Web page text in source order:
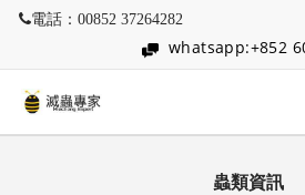
電話：00852 37264282
whatsapp:+852
蟲類資訊